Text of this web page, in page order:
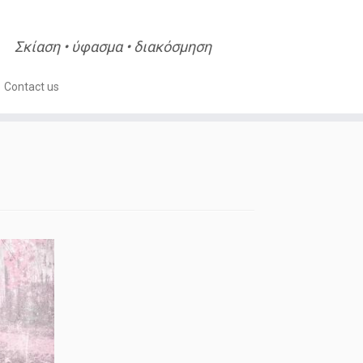
Σκίαση • ύφασμα • διακόσμηση
Contact us